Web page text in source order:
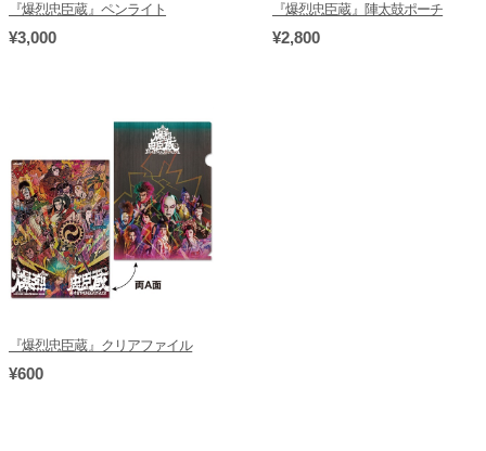
『爆烈忠臣蔵』ペンライト
¥3,000
『爆烈忠臣蔵』陣太鼓ポーチ
¥2,800
『爆烈忠臣蔵』クリアファイル
¥600